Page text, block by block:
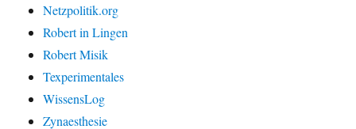
Netzpolitik.org
Robert in Lingen
Robert Misik
Texperimentales
WissensLog
Zynaesthesie